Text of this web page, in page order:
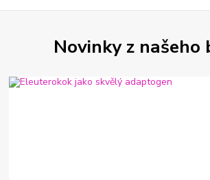
Novinky z našeho